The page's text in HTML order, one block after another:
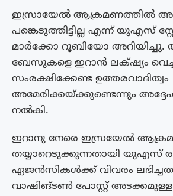
ഇസ്രായേൽ ആക്രമണത്തിൽ
പങ്കെടുത്തിട്ടില്ല എന്ന് യുഎസ്
മാർക്കോ റൂബിയോ അറിയിച്ചു.
ബേസുകളെ ഇറാൻ ലക്‌ഷ്യം
സംരക്ഷിക്കേണ്ട ഉത്തരവാദിത്വം
അമേരിക്കയ്ക്കുണ്ടെന്നും
നൽകി.
ഇറാനു നേരെ ഇസ്രയേല്‍
തയ്യാറെടുക്കുന്നതായി യുഎസ്
ഏജന്‍സികള്‍ക്ക് വിവരം
വാഷിങ്ടണ്‍ പോസ്റ്റ്